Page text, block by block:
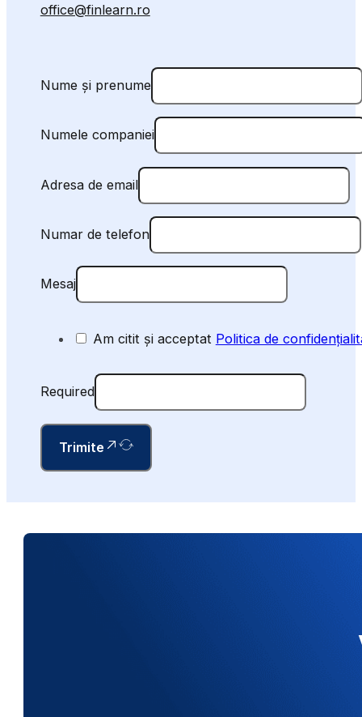
office@finlearn.ro
Nume și prenume
Numele companiei
Adresa de email
Numar de telefon
Mesaj
Am citit și acceptat Politica de
Required
Trimite